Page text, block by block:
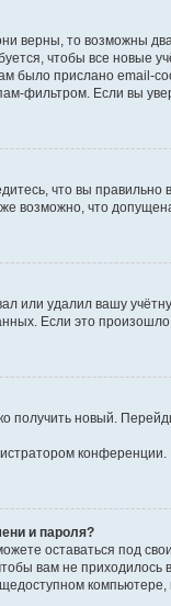
верны, то возможны
чтобы все новые
было прислано email-
фильтром. Если вы
что вы
возможно, что
или удалил вашу
Если это произошло,
получить новый.
конференции.
и пароля?
оставаться под
вам не